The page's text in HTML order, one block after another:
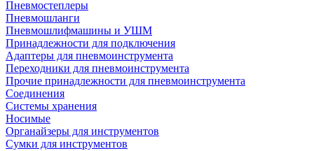
Пневмостеплеры
Пневмошланги
Пневмошлифмашины и УШМ
Принадлежности для подключения
Адаптеры для пневмоинструмента
Переходники для пневмоинструмента
Прочие принадлежности для пневмоинструмента
Соединения
Системы хранения
Носимые
Органайзеры для инструментов
Сумки для инструментов